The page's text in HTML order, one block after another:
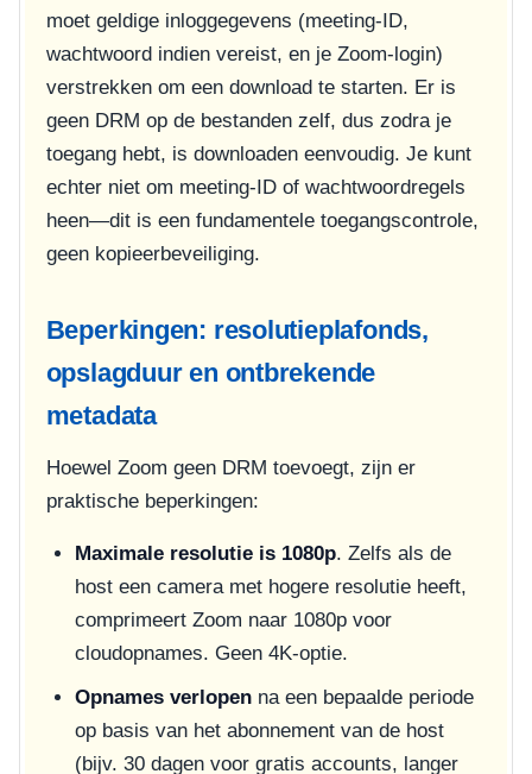
moet geldige inloggegevens (meeting-ID,
wachtwoord indien vereist, en je Zoom-login)
verstrekken om een download te starten. Er is
geen DRM op de bestanden zelf, dus zodra je
toegang hebt, is downloaden eenvoudig. Je kunt
echter niet om meeting-ID of wachtwoordregels
heen—dit is een fundamentele toegangscontrole,
geen kopieerbeveiliging.
Beperkingen: resolutieplafonds,
opslagduur en ontbrekende
metadata
Hoewel Zoom geen DRM toevoegt, zijn er
praktische beperkingen:
Maximale resolutie is 1080p. Zelfs als de
host een camera met hogere resolutie heeft,
comprimeert Zoom naar 1080p voor
cloudopnames. Geen 4K-optie.
Opnames verlopenna een bepaalde periode
op basis van het abonnement van de host
(bijv. 30 dagen voor gratis accounts, langer